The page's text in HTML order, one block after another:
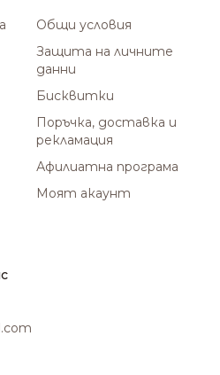
Общи условия
Защита на личните
данни
Бисквитки
Поръчка, доставка и
рекламация
Афилиатна програма
Моят акаунт